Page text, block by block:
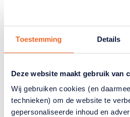
Toestemming Details
Deze website maakt gebruik van
Wij gebruiken cookies (en
technieken) om de website te
gepersonaliseerde inhoud en
met reactie op
hitte
wel een groep die extra gevaar
kwam langs bij ANBO-PCOB
toelichting.